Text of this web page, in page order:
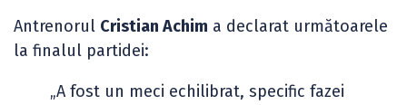
Antrenorul Cristian Achim a declarat următoarele
la finalul partidei:
„A fost un meci echilibrat, specific fazei